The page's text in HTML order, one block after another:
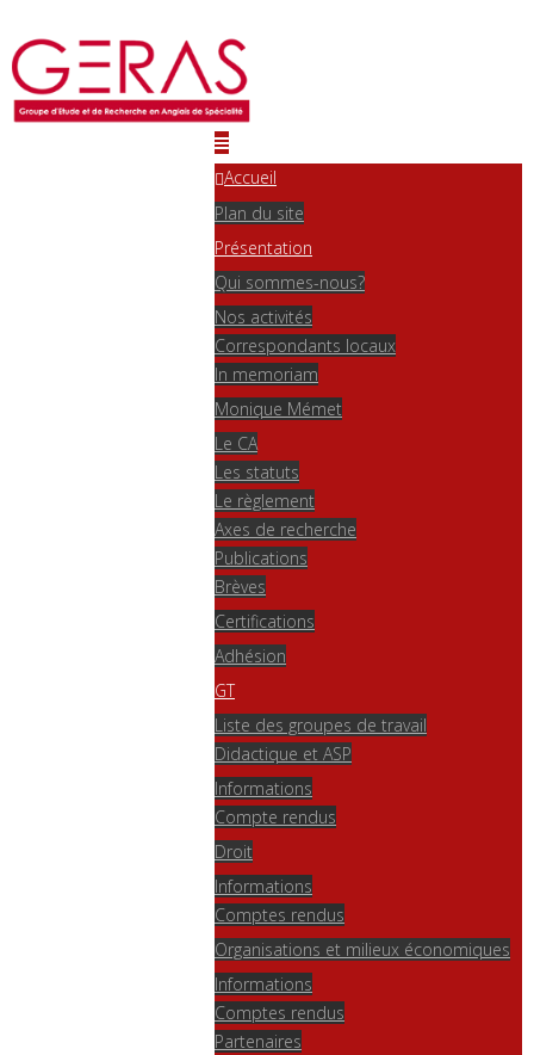
Accueil
Plan du site
Présentation
Qui sommes-nous?
Nos activités
Correspondants locaux
In memoriam
Monique Mémet
Le CA
Les statuts
Le règlement
Axes de recherche
Publications
Brèves
Certifications
Adhésion
GT
Liste des groupes de travail
Didactique et ASP
Informations
Compte rendus
Droit
Informations
Comptes rendus
Organisations et milieux économiques
Informations
Comptes rendus
Partenaires